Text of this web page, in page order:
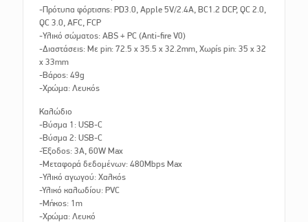
-Πρότυπα φόρτισης: PD3.0, Apple 5V/2.4A, BC1.2 DCP, QC 2.0,
QC 3.0, AFC, FCP
-Υλικό σώματος: ABS + PC (Anti-fire V0)
-Διαστάσεις: Με pin: 72.5 x 35.5 x 32.2mm, Χωρίς pin: 35 x 32
x 33mm
-Βάρος: 49g
-Χρώμα: Λευκός
Καλώδιο
-Βύσμα 1: USB-C
-Βύσμα 2: USB-C
-Έξοδος: 3A, 60W Max
-Μεταφορά δεδομένων: 480Mbps Max
-Υλικό αγωγού: Χαλκός
-Υλικό καλωδίου: PVC
-Μήκος: 1m
-Χρώμα: Λευκό